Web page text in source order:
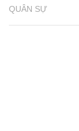
QUÂN SỰ